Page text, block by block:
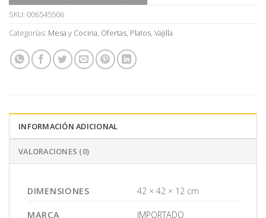
SKU: 006545506
Categorías: Mesa y Cocina, Ofertas, Platos, Vajilla
INFORMACIÓN ADICIONAL
VALORACIONES (0)
DIMENSIONES 42 × 42 × 12 cm
MARCA IMPORTADO